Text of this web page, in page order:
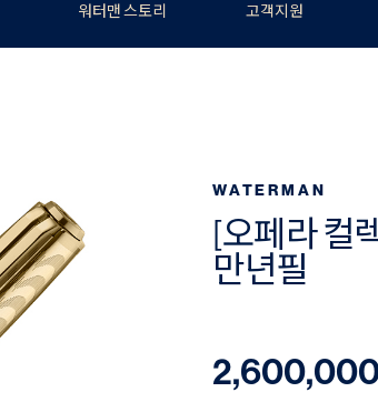
워터맨 스토리 고객지원
WATERMAN
[오페라 컬
만년필